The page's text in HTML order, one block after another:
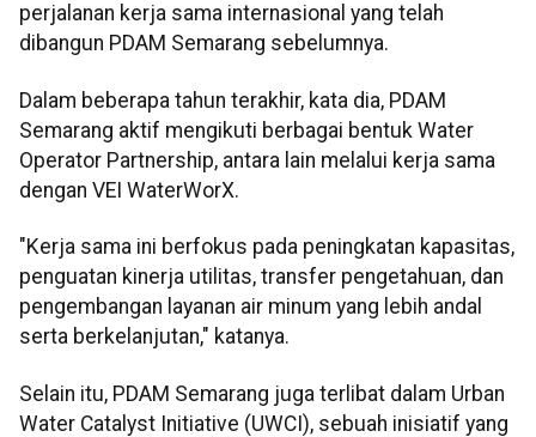
perjalanan kerja sama internasional yang telah
dibangun PDAM Semarang sebelumnya.
Dalam beberapa tahun terakhir, kata dia, PDAM
Semarang aktif mengikuti berbagai bentuk Water
Operator Partnership, antara lain melalui kerja sama
dengan VEI WaterWorX.
"Kerja sama ini berfokus pada peningkatan kapasitas,
penguatan kinerja utilitas, transfer pengetahuan, dan
pengembangan layanan air minum yang lebih andal
serta berkelanjutan," katanya.
Selain itu, PDAM Semarang juga terlibat dalam Urban
Water Catalyst Initiative (UWCI), sebuah inisiatif yang